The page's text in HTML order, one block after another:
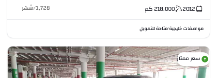
2012
218,000كم 1,728
/شهر
مواصفات خليجية•متاحة للتمويل
سعر ممتاز